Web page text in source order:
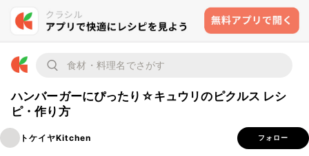
ハンバーガーにぴったり☆キュウリのピクルス レシ
ピ・作り方
トケイヤKitchen フォロー